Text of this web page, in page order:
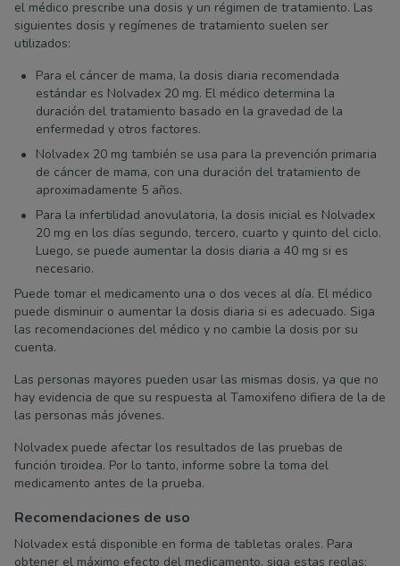
el médico prescribe una dosis y un régimen de tratamiento. Las
siguientes dosis y regímenes de tratamiento suelen ser
utilizados:
Para el cáncer de mama, la dosis diaria recomendada
estándar es Nolvadex 20 mg. El médico determina la
duración del tratamiento basado en la gravedad de la
enfermedad y otros factores.
Nolvadex 20 mg también se usa para la prevención primaria
de cáncer de mama, con una duración del tratamiento de
aproximadamente 5 años.
Para la infertilidad anovulatoria, la dosis inicial es Nolvadex
20 mg en los días segundo, tercero, cuarto y quinto del ciclo.
Luego, se puede aumentar la dosis diaria a 40 mg si es
necesario.
Puede tomar el medicamento una o dos veces al día. El médico
puede disminuir o aumentar la dosis diaria si es adecuado. Siga
las recomendaciones del médico y no cambie la dosis por su
cuenta.
Las personas mayores pueden usar las mismas dosis, ya que no
hay evidencia de que su respuesta al Tamoxifeno difiera de la de
las personas más jóvenes.
Nolvadex puede afectar los resultados de las pruebas de
función tiroidea. Por lo tanto, informe sobre la toma del
medicamento antes de la prueba.
Recomendaciones de uso
Nolvadex está disponible en forma de tabletas orales. Para
obtener el máximo efecto del medicamento, siga estas reglas: